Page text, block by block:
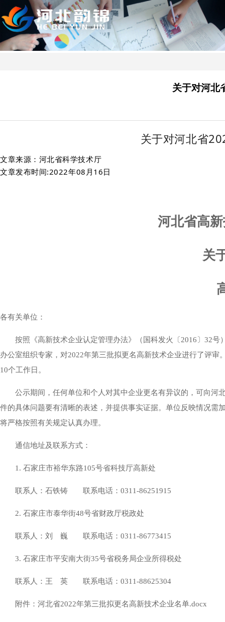
关于对河北
关于对河北省
文章来源：河北省科学技术厅
文章发布时间:2022年08月16日
河北省高
关
各有关单位：
按照《高新技术企业认定管理办法》（国科发火〔2016〕32号
办公室组织专家，对2022年第三批拟更名高新技术企业进行了评
10个工作日。
公示期间，任何单位和个人对其中企业更名有异议的，可向河
件的具体问题要有清晰的表述，并提供事实证据。单位反映情况
将严格按照有关规定认真办理。
通信地址及联系方式：
1. 石家庄市裕华东路105号省科技厅高新处
联系人：石铁铸 联系电话：0311-86251915
2. 石家庄市泰华街48号省财政厅税政处
联系人：刘 巍 联系电话：0311-86773415
3. 石家庄市平安南大街35号省税务局企业所得税处
联系人：王 英 联系电话：0311-88625304
附件：河北省2022年第三批拟更名高新技术企业名单.docx